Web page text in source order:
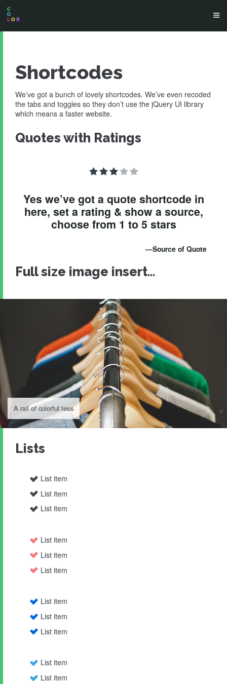
Shortcodes
We’ve got a bunch of lovely shortcodes. We’ve even recoded
the tabs and toggles so they don’t use the jQuery UI library
which means a faster website.
Quotes with Ratings
Yes we’ve got a quote shortcode in
here, set a rating & show a source,
choose from 1 to 5 stars
Source of Quote
Full size image insert…
A rail of colorful tees
Lists
List item
List item
List item
List item
List item
List item
List item
List item
List item
List item
List item